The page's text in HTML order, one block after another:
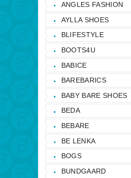
ANGLES FASHION
AYLLA SHOES
BLIFESTYLE
BOOTS4U
BABICE
BAREBARICS
BABY BARE SHOES
BEDA
BEBARE
BE LENKA
BOGS
BUNDGAARD